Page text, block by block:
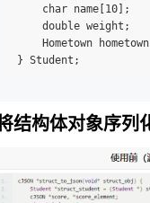
char name[10];
double weight;
Hometown
结构体对象序列